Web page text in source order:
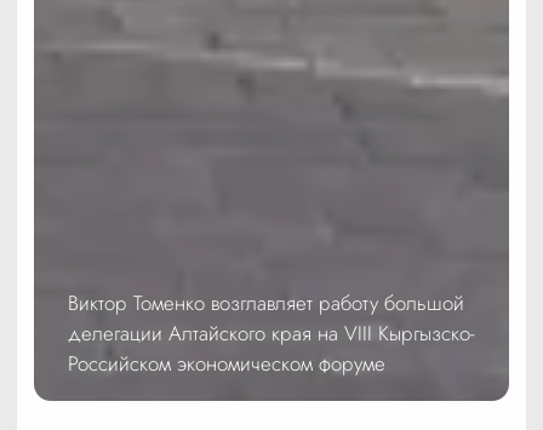
Виктор Томенко возглавляет работу большой
делегации Алтайского края на VIII Кыргызско-
Российском экономическом форуме